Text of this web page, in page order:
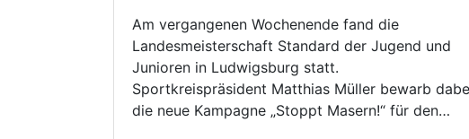
Gleich drei Paare des TBW erreichten am
Wochenende das Finale des Ranglistenturniers der
Senioren III S Standard in Mainz. Eingebettet in
den "Ball des Weins" zeigten sich Paare aus